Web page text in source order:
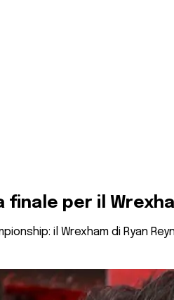
finale per il
il Wrexham di Ryan